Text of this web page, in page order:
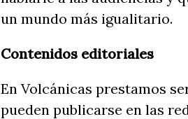
un mundo más igualitario.
Contenidos editoriales
En Volcánicas prestamos
pueden publicarse en las